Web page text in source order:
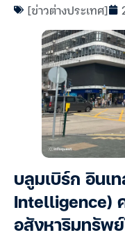
[ข่าวต่างประเทศ]
บลูมเบิร์ก อินเ
Intelligence)
อสังหาริมทรัพ